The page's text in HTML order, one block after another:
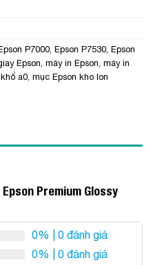
P7000 Epson P7530 Epson
Epson máy in Epson máy in
a0 mục Epson kho lon
Premium Glossy
0% | 0 đánh giá
0% | 0 đánh giá